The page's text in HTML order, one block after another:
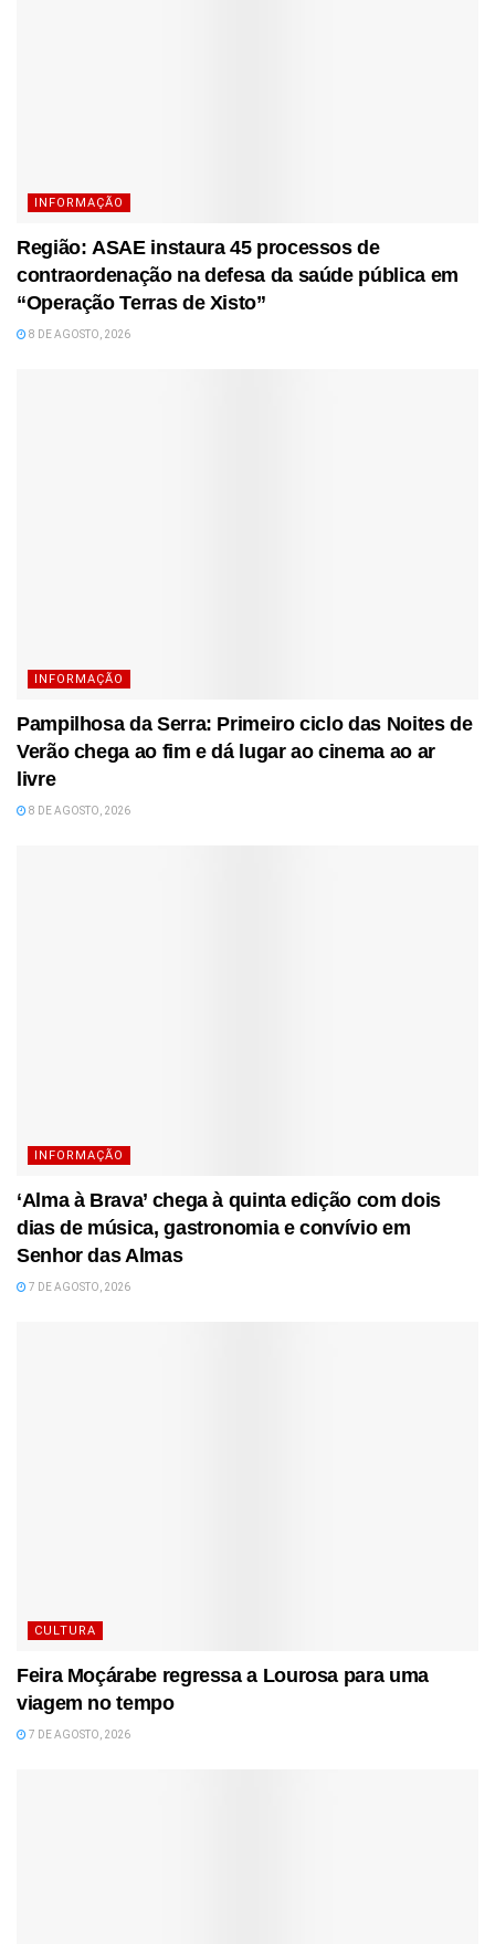
INFORMAÇÃO
Região: ASAE instaura 45 processos de
contraordenação na defesa da saúde pública em
“Operação Terras de Xisto”
8 DE AGOSTO, 2026
INFORMAÇÃO
Pampilhosa da Serra: Primeiro ciclo das Noites de
Verão chega ao fim e dá lugar ao cinema ao ar
livre
8 DE AGOSTO, 2026
INFORMAÇÃO
‘Alma à Brava’ chega à quinta edição com dois
dias de música, gastronomia e convívio em
Senhor das Almas
7 DE AGOSTO, 2026
CULTURA
Feira Moçárabe regressa a Lourosa para uma
viagem no tempo
7 DE AGOSTO, 2026